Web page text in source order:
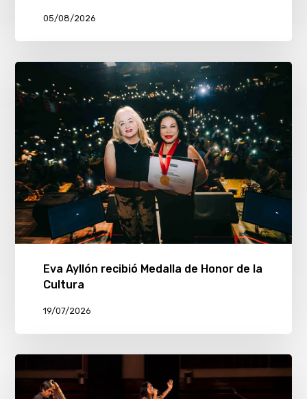
05/08/2026
Eva Ayllón recibió Medalla de Honor de la
Cultura
19/07/2026